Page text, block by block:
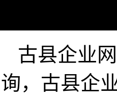
古县企业
询，古县企